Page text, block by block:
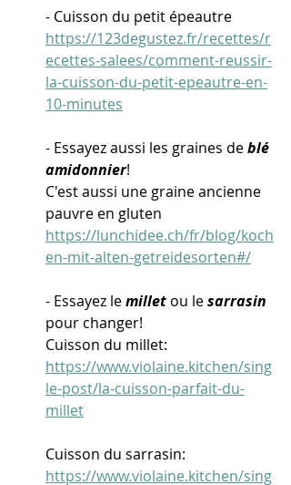
- Cuisson du petit épeautre
https://123degustez.fr/recettes/r
ecettes-salees/comment-reussir-
la-cuisson-du-petit-epeautre-en-
10-minutes
- Essayez aussi les graines de blé
amidonnier!
C'est aussi une graine ancienne
pauvre en gluten
https://lunchidee.ch/fr/blog/koch
en-mit-alten-getreidesorten#/
- Essayez le millet ou le sarrasin
pour changer!
Cuisson du millet:
https://www.violaine.kitchen/sing
le-post/la-cuisson-parfait-du-
millet
Cuisson du sarrasin:
https://www.violaine.kitchen/sing